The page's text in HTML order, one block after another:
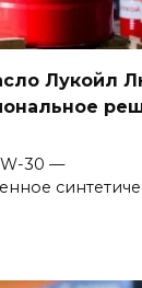
Лукойл
30 —